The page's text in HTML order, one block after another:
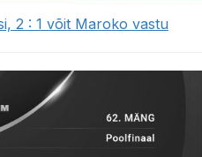
2 : 1 võit Maroko vastu